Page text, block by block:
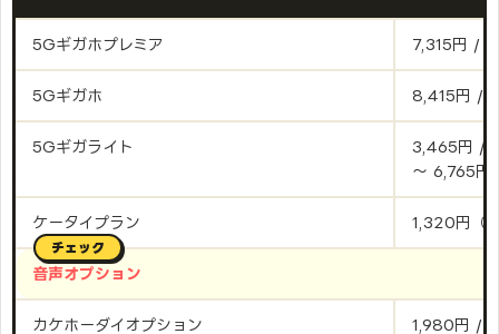
5Gギガホプレミア 7,315円 /
5Gギガホ 8,415円 /
5Gギガライト
3,465円 /
～ 6,765円
ケータイプラン 1,320円（
音声オプション
カケホーダイオプション
1,980円 /